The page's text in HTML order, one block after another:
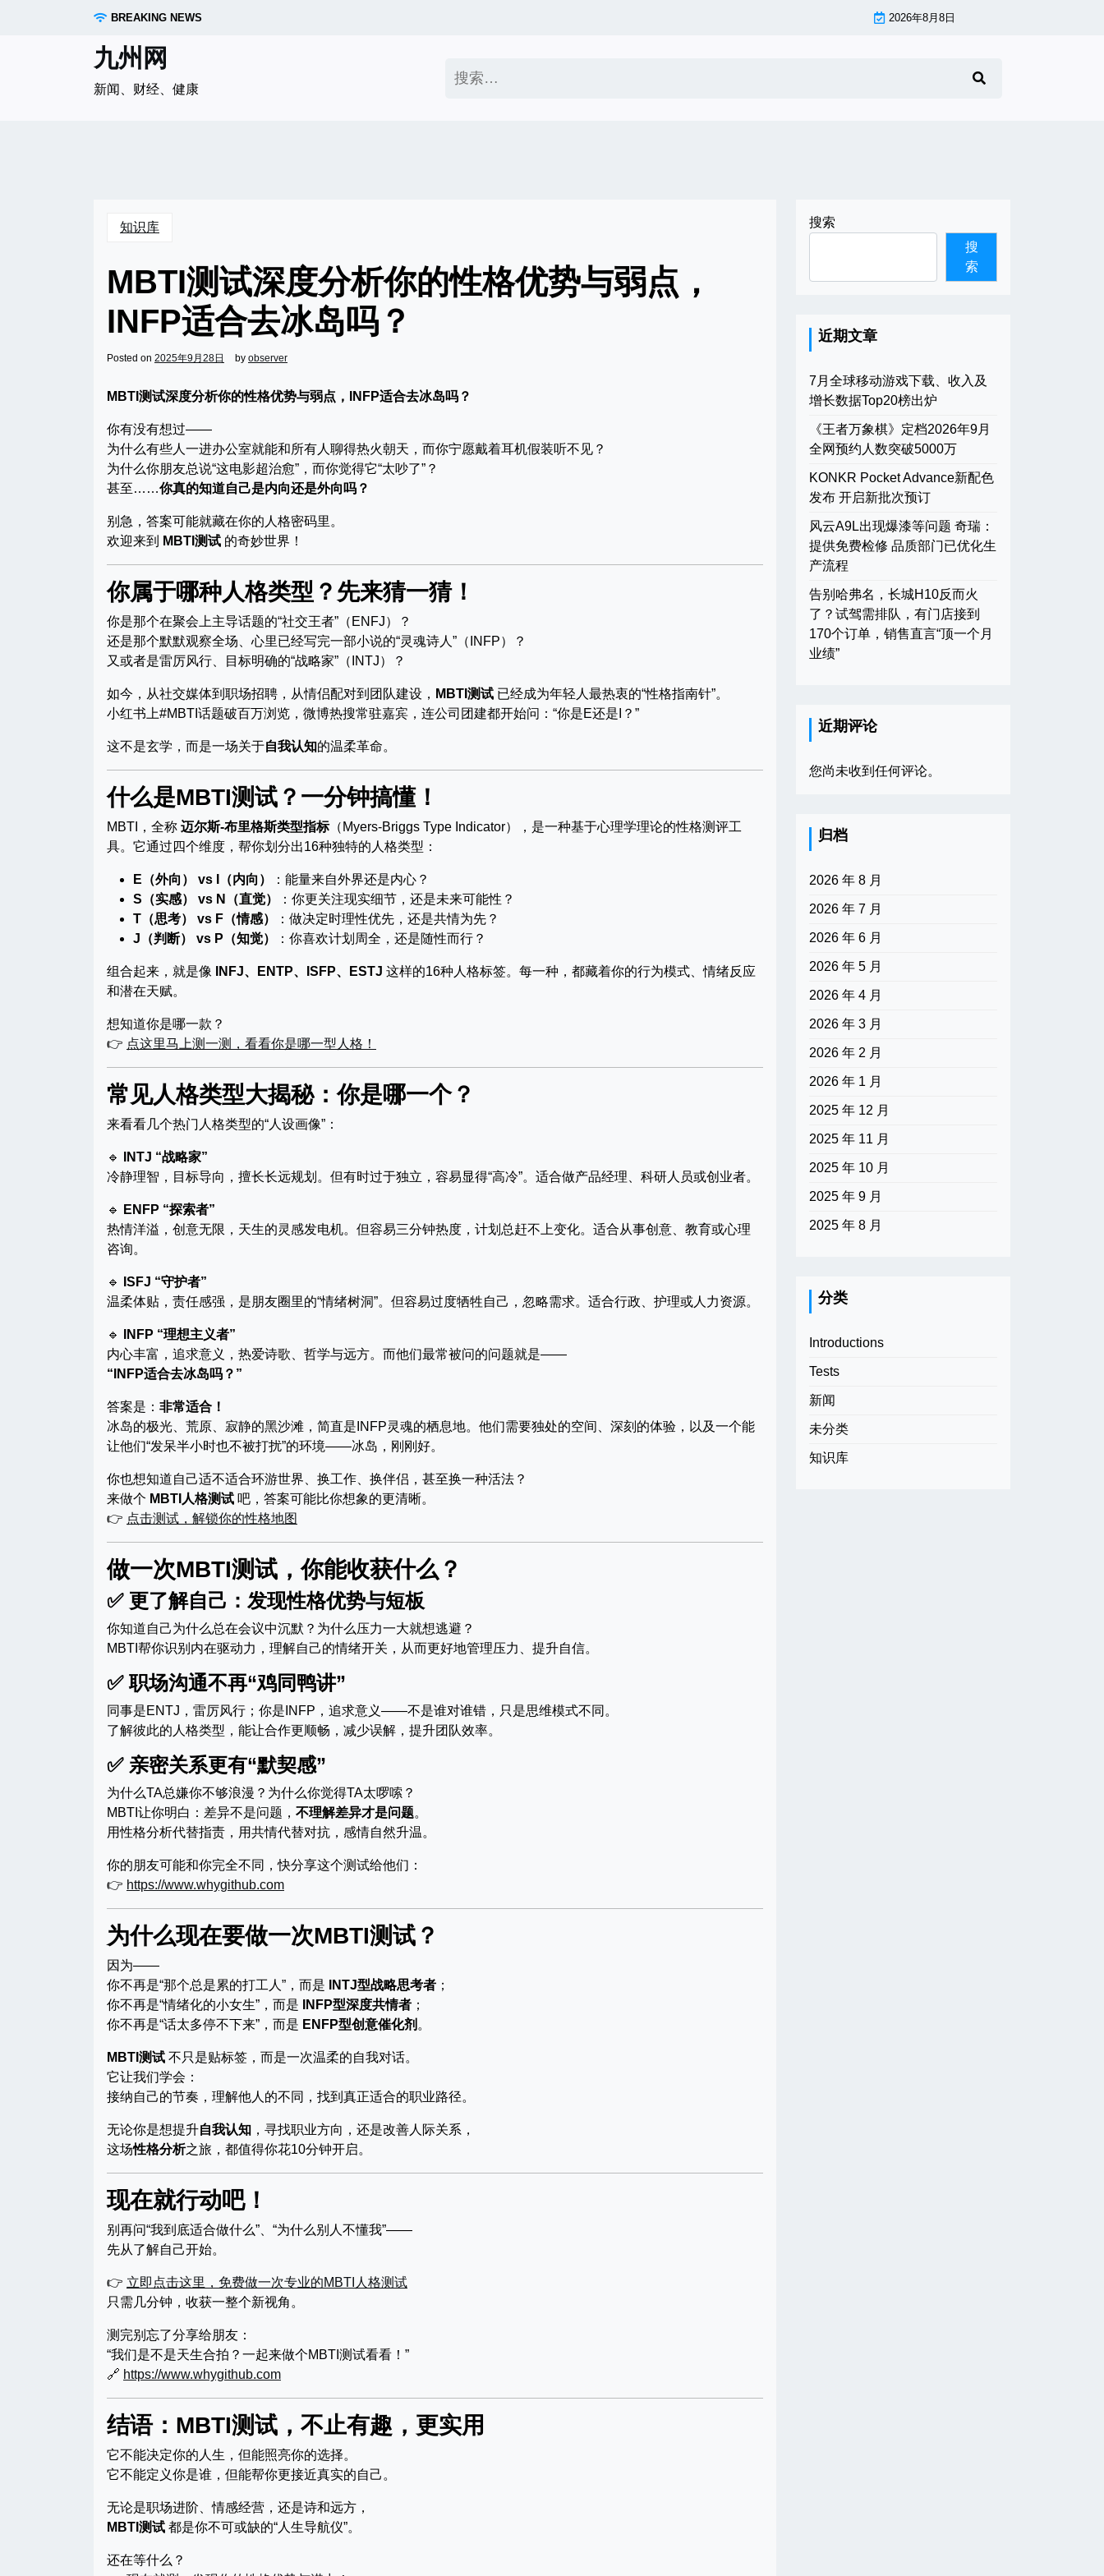
BREAKING NEWS 2026年8月8日
九州网
新闻、财经、健康
索：
知识库
MBTI测试深度分析你的性格优势与弱点，
INFP适合去冰岛吗？
Posted on 2025年9月28日 by observer
MBTI测试深度分析你的性格优势与弱点，INFP适合去冰岛吗？
你有没有想过——
为什么有些人一进办公室就能和所有人聊得热火朝天，而你宁愿戴着耳机假装听不见？
为什么你朋友总说“这电影超治愈”，而你觉得它“太吵了”？
甚至……你真的知道自己是内向还是外向吗？
别急，答案可能就藏在你的人格密码里。
欢迎来到
MBTI测试 的奇妙世界！
你属于哪种人格类型？先来猜一猜！
你是那个在聚会上主导话题的“社交王者”（ENFJ）？
还是那个默默观察全场、心里已经写完一部小说的“灵魂诗人”（INFP）？
又或者是雷厉风行、目标明确的“战略家”（INTJ）？
如今，从社交媒体到职场招聘，从情侣配对到团队建设， MBTI测试 已经成为年轻人最热衷的“性格指南针”。
小红书上#MBTI话题破百万浏览，微博热搜常驻嘉宾，连公司团建都开始问：“你是E还是I？”
这不是玄学，而是一场关于自我认知的温柔革命。
什么是MBTI测试？一分钟搞懂！
MBTI，全称 迈尔斯-布里格斯类型指标（Myers-Briggs Type Indicator），是一种基于心理学理论的性格测评工
具。它通过四个维度，帮你划分出16种独特的人格类型：
E（外向） vs I（内向）
：能量来自外界还是内心？
S（实感） vs N（直觉）
：你更关注现实细节，还是未来可能性？
T（思考） vs F（情感）
：做决定时理性优先，还是共情为先？
J（判断） vs P（知觉）
：你喜欢计划周全，还是随性而行？
组合起来，就是像 INFJ、ENTP、ISFP、ESTJ 这样的16种人格标签。每一种，都藏着你的行为模式、情绪反应
和潜在天赋。
想知道你是哪一款？
👉 点这里马上测一测，看看你是哪一型人格！
常见人格类型大揭秘：你是哪一个？
来看看几个热门人格类型的“人设画像”：
🔹
INTJ “战略家”
冷静理智，目标导向，擅长长远规划。但有时过于独立，容易显得“高冷”。适合做产品经理、科研人员或创业者。
🔹
ENFP “探索者”
热情洋溢，创意无限，天生的灵感发电机。但容易三分钟热度，计划总赶不上变化。适合从事创意、教育或心理
咨询。
🔹
ISFJ “守护者”
温柔体贴，责任感强，是朋友圈里的“情绪树洞”。但容易过度牺牲自己，忽略需求。适合行政、护理或人力资源。
🔹
INFP “理想主义者”
内心丰富，追求意义，热爱诗歌、哲学与远方。而他们最常被问的问题就是——
“INFP适合去冰岛吗？”
答案是： 非常适合！
冰岛的极光、荒原、寂静的黑沙滩，简直是INFP灵魂的栖息地。他们需要独处的空间、深刻的体验，以及一个能
让他们“发呆半小时也不被打扰”的环境——冰岛，刚刚好。
你也想知道自己适不适合环游世界、换工作、换伴侣，甚至换一种活法？
来做个 MBTI人格测试 吧，答案可能比你想象的更清晰。
👉 点击测试，解锁你的性格地图
做一次MBTI测试，你能收获什么？
✅ 更了解自己：发现性格优势与短板
你知道自己为什么总在会议中沉默？为什么压力一大就想逃避？
MBTI帮你识别内在驱动力，理解自己的情绪开关，从而更好地管理压力、提升自信。
✅ 职场沟通不再“鸡同鸭讲”
同事是ENTJ，雷厉风行；你是INFP，追求意义——不是谁对谁错，只是思维模式不同。
了解彼此的人格类型，能让合作更顺畅，减少误解，提升团队效率。
✅ 亲密关系更有“默契感”
为什么TA总嫌你不够浪漫？为什么你觉得TA太啰嗦？
MBTI让你明白：差异不是问题， 不理解差异才是问题。
用性格分析代替指责，用共情代替对抗，感情自然升温。
你的朋友可能和你完全不同，快分享这个测试给他们：
👉 https://www.whygithub.com
为什么现在要做一次MBTI测试？
因为——
你不再是“那个总是累的打工人”，而是
INTJ型战略思考者 ；
你不再是“情绪化的小女生”，而是
INFP型深度共情者 ；
你不再是“话太多停不下来”，而是 ENFP型创意催化剂 。
MBTI测试 不只是贴标签，而是一次温柔的自我对话。
它让我们学会：
接纳自己的节奏，理解他人的不同，找到真正适合的职业路径。
无论你是想提升自我认知 ，寻找职业方向，还是改善人际关系，
这场性格分析之旅，都值得你花10分钟开启。
现在就行动吧！
别再问“我到底适合做什么”、“为什么别人不懂我”——
先从了解自己开始。
👉 立即点击这里，免费做一次专业的MBTI人格测试
只需几分钟，收获一整个新视角。
测完别忘了分享给朋友：
“我们是不是天生合拍？一起来做个MBTI测试看看！”
🔗 https://www.whygithub.com
结语：MBTI测试，不止有趣，更实用
它不能决定你的人生，但能照亮你的选择。
它不能定义你是谁，但能帮你更接近真实的自己。
无论是职场进阶、情感经营，还是诗和远方，
MBTI测试 都是你不可或缺的“人生导航仪”。
还在等什么？
搜索
搜
索
近期文章
7月全球移动游戏下载、收入及
增长数据Top20榜出炉
《王者万象棋》定档2026年9月
全网预约人数突破5000万
KONKR Pocket Advance新配色
发布 开启新批次预订
风云A9L出现爆漆等问题 奇瑞：
提供免费检修 品质部门已优化生
产流程
告别哈弗名，长城H10反而火
了？试驾需排队，有门店接到
170个订单，销售直言“顶一个月
业绩”
近期评论
您尚未收到任何评论。
归档
2026 年 8 月
2026 年 7 月
2026 年 6 月
2026 年 5 月
2026 年 4 月
2026 年 3 月
2026 年 2 月
2026 年 1 月
2025 年 12 月
2025 年 11 月
2025 年 10 月
2025 年 9 月
2025 年 8 月
分类
Introductions
Tests
新闻
未分类
知识库